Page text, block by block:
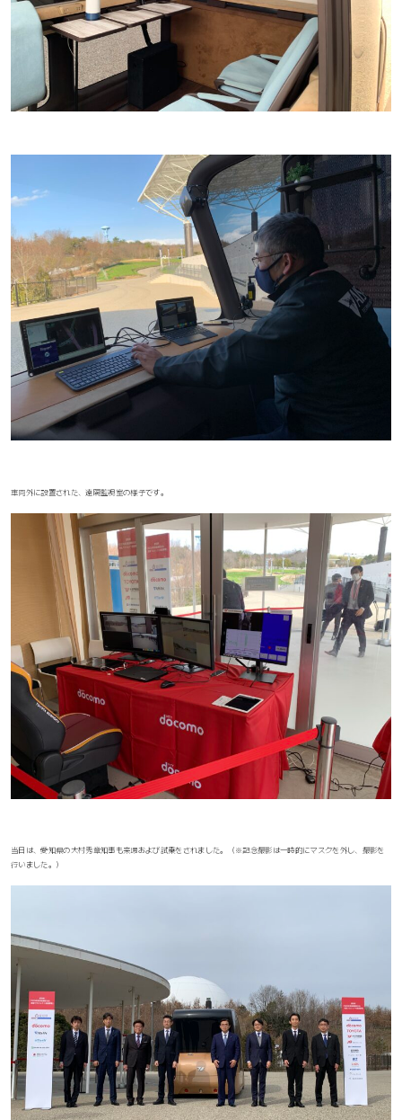
車両外に設置された、遠隔監視室の様子です。
当日は、愛知県の大村秀章知事も来場および試乗をされました。（※記念撮影は一時的にマスクを外し、撮影を
行いました。）